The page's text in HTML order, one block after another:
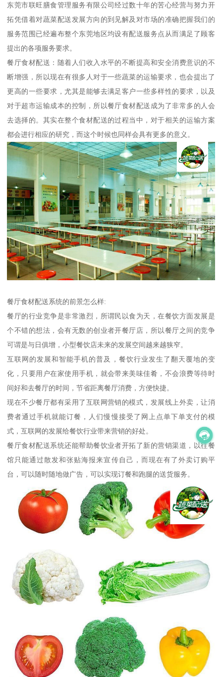
东莞市联旺膳食管理服务有限公司经过数十年的苦心经营与努力开
拓凭借着对蔬菜配送发展方向的到见解及对市场的准确把握我们的
服务范围已经遍布整个东莞地区均设有配送服务点从而满足了顾客
提出的各项服务要求。
餐厅食材配送：随着人们收入水平的不断提高和安全消费意识的不
断增强，所以现在有很多人对于一些蔬菜的运输要求，也会提出了
更高的一些要求，尤其是能够去满足客户一些多样性的要求，以及
对于超市运输成本的控制，所以餐厅食材配送成为了非常多的人会
去选择的。其实在整个食材配送的过程当中，对于相关的运输方案
都会进行相应的研究，而这个时候也同样会具有更多的意义。
餐厅食材配送系统的前景怎么样:
餐厅的行业竞争是非常激烈，所谓民以食为天，在餐饮方面发展是
个不错的想法，会有无数的创业者开餐厅店，所以餐厅之间的竞争
可谓是与日俱增，小型餐饮店未来的发展空间越来越狭窄。
互联网的发展和智能手机的普及，餐饮行业发生了翻天覆地的变
化，只要用户在家使用手机，就会带来美味佳肴，不会浪费等待时
间好和去餐厅的时间，节省距离餐厅消费，方便快捷。
现在不少餐厅都有采用了互联网营销的模式，发展线上外卖，让消
费者通过手机就能订餐，人们慢慢接受了网上点单下单支付的模
式，互联网的发展给餐饮行业带来营销的好处。
餐厅食材配送系统还能帮助餐饮业者开拓了新的营销渠道，以往餐
馆只能通过散发和张贴海报来宣传自己，而现在有了外卖订购平
台，可以随时随地做广告，可以实现订餐和跑腿的送货服务。